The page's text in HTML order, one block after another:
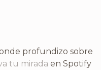
profundizo sobre
tu mirada en Spotify